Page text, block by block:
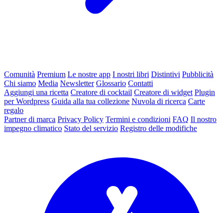
Comunità Premium Le nostre app I nostri libri Distintivi Pubblicità
Chi siamo Media Newsletter Glossario Contatti
Aggiungi una ricetta Creatore di cocktail Creatore di widget Plugin
per Wordpress Guida alla tua collezione Nuvola di ricerca Carte
regalo
Partner di marca Privacy Policy Termini e condizioni FAQ Il nostro
impegno climatico Stato del servizio Registro delle modifiche